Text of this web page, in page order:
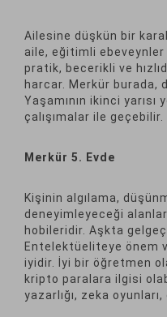
Ailesine düşkün bir
aile, eğitimli
pratik, becerikli ve
harcar. Merkür burada,
Yaşamının ikinci
çalışımalar ile geçebilir.
Merkür 5. Evde
Kişinin algılama,
deneyimleyeceği
hobileridir. Aşkta
Entelektüeliteye önem
iyidir. İyi bir öğretmen
kripto paralara ilgisi
yazarlığı, zeka